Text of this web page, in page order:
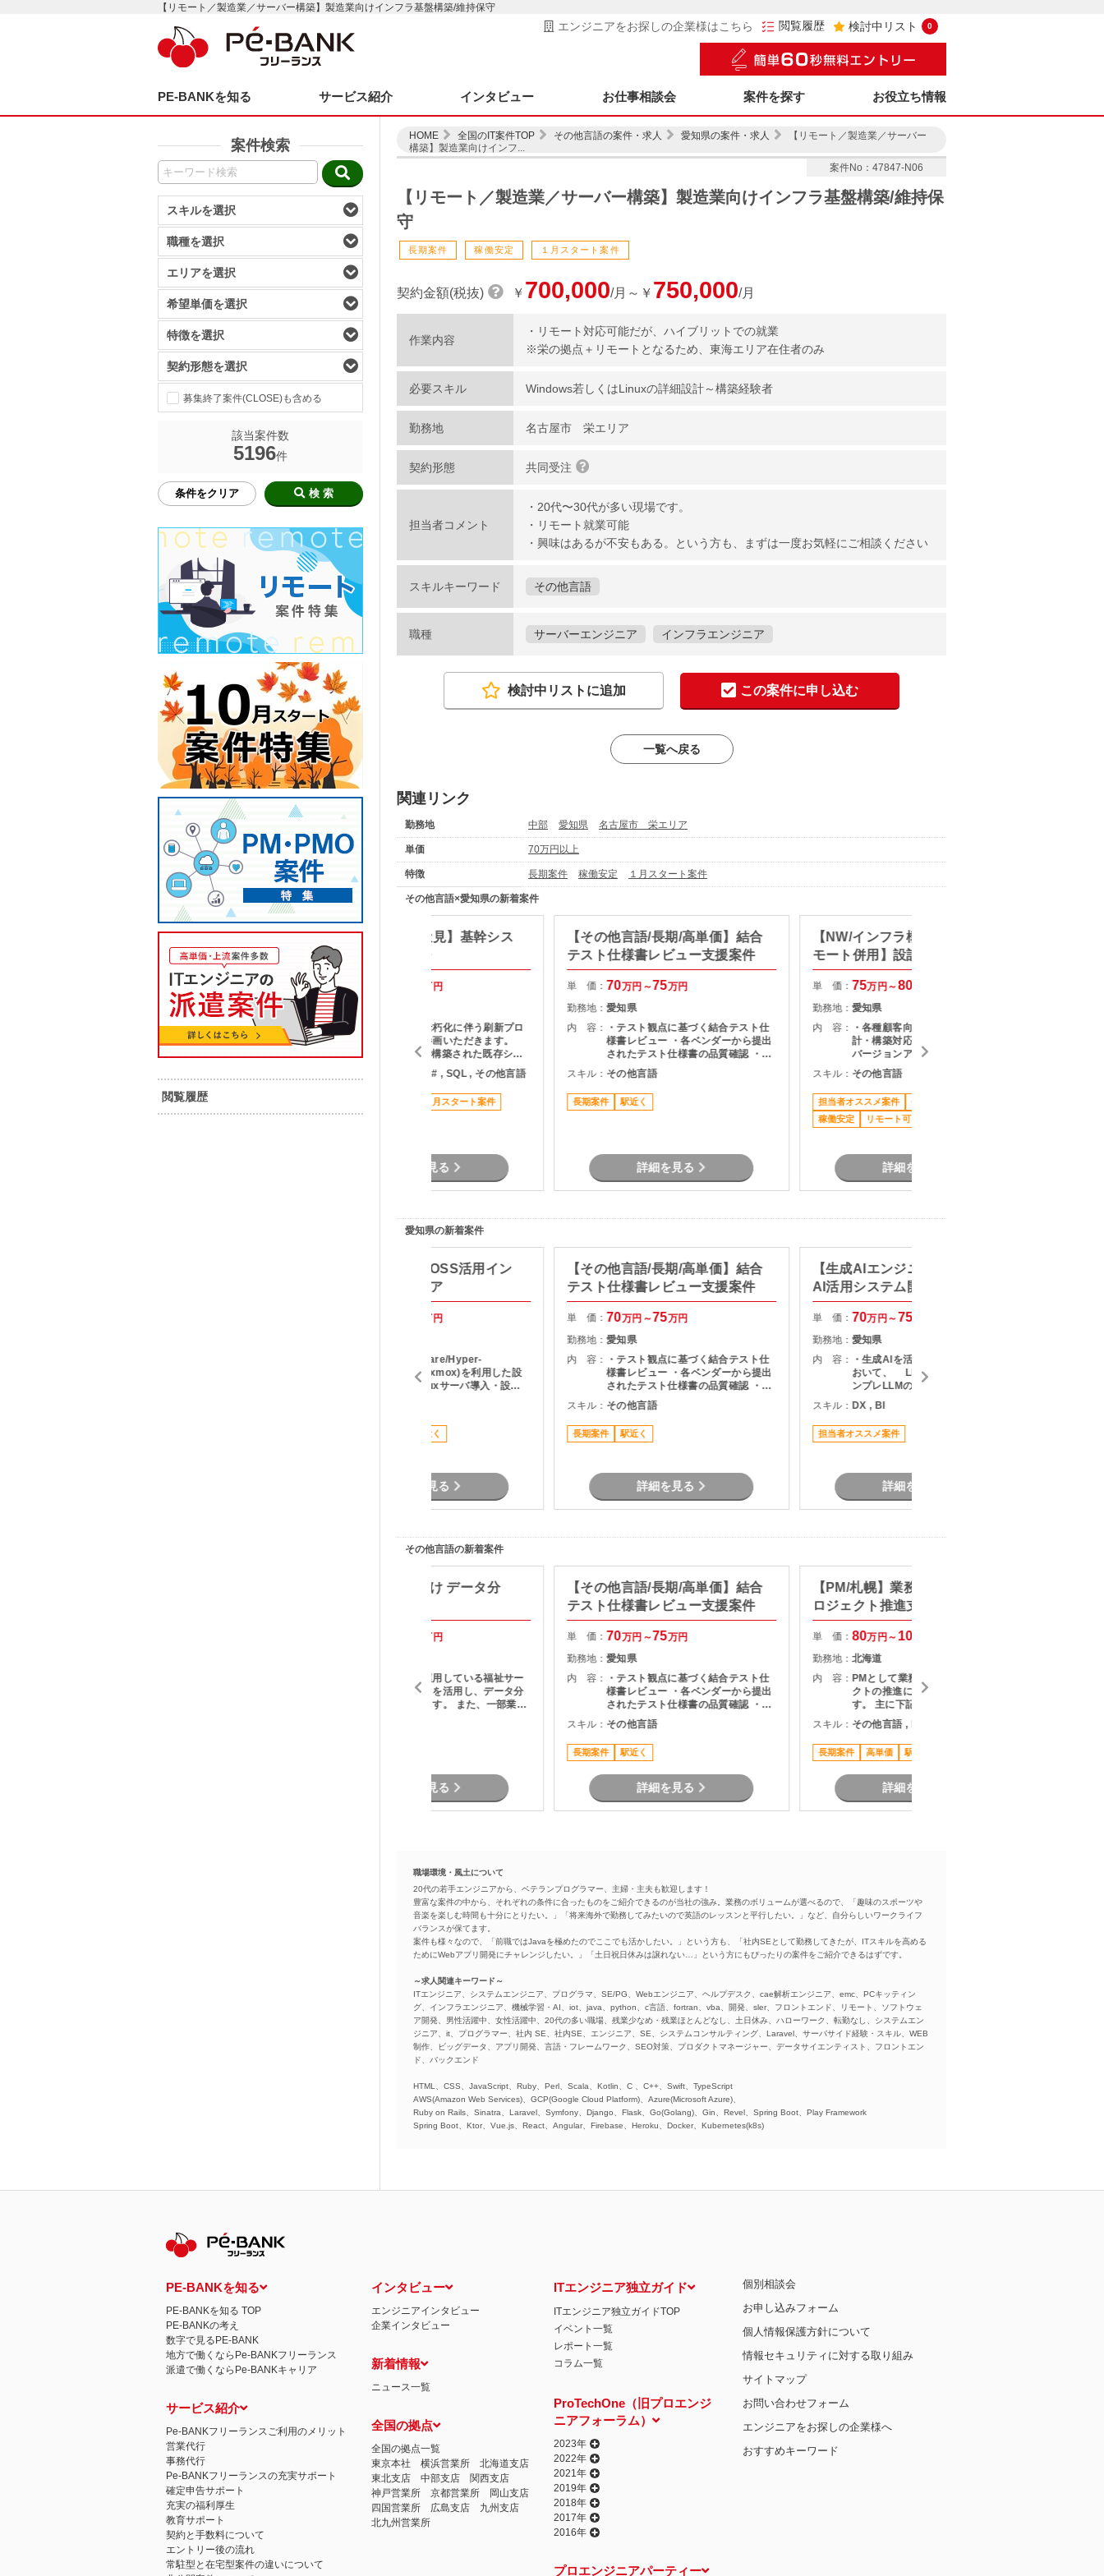
【リモート／製造業／サーバー構築】製造業向けインフラ基盤構築/維持保守
エンジニアをお探しの企業様はこちら 閲覧履歴 検討中リスト 0
PE-BANKを知る サービス紹介 インタビュー お仕事相談会 案件を探す お役立ち情報
案件検索
スキルを選択
職種を選択
エリアを選択
希望単価を選択
特徴を選択
契約形態を選択
募集終了案件(CLOSE)も含める
該当案件数
5196件
条件をクリア 検 索
閲覧履歴
HOME 全国のIT案件TOP その他言語の案件・求人 愛知県の案件・求人
【リモート／製造業／サーバー
構築】製造業向けインフ...
案件No：47847-N06
【リモート／製造業／サーバー構築】製造業向けインフラ基盤構築/維持保
守
長期案件 稼働安定 １月スタート案件
契約金額(税抜) ￥ 700,000/月～￥ 750,000/月
作業内容
・リモート対応可能だが、ハイブリットでの就業
※栄の拠点＋リモートとなるため、東海エリア在住者のみ
必要スキル Windows若しくはLinuxの詳細設計～構築経験者
勤務地 名古屋市 栄エリア
契約形態 共同受注
担当者コメント
・20代〜30代が多い現場です。
・リモート就業可能
・興味はあるが不安もある。という方も、まずは一度お気軽にご相談ください
スキルキーワード その他言語
職種 サーバーエンジニア インフラエンジニア
検討中リストに追加 この案件に申し込む
一覧へ戻る
関連リンク
勤務地 中部 愛知県 名古屋市 栄エリア
単価 70万円以上
特徴 長期案件 稼働安定 １月スタート案件
その他言語×愛知県の新着案件
【PMO・PM/ハイブリット】某
自動車メーカーのプロジェクト
90万円
業務フロー・機能一覧などを担当し
ていただきます。
その他言語
【C#/ASP.NET/伏見】基幹シス
テム刷新Web開発
単 価：
万円
勤務地：
内 容：
基幹システム老朽化に伴う刷新プロ
ジェクトにご参画いただきます。
classic ASPで構築された既存シス
テムを、ASP.NET MVC（C#）へリ
ライトする案件です。 （内容） 基幹
システム（Webアプリケーション）
の再構築 ASP.NET MVC（C#）によ
ステムの調査・改修対応 （作業場
所） 名古屋市内クライアント先（伏
見エリア） 常駐 （想定期間） 即日
による契約継続の可能性あり
JavaScript , C# , SQL , その他言語
７月スタート案件
詳細を見る
【その他言語/長期/高単価】結合
テスト仕様書レビュー支援案件
単 価： 70万円～75万円
勤務地：愛知県
内 容：
・テスト観点に基づく結合テスト仕
様書レビュー ・各ベンダーから提出
されたテスト仕様書の品質確認 ・テ
スト観点の妥当性チェック ・指摘事
項の整理およびレビュー結果のフィ
ードバック ・プロジェクト関係者と
の調整・コミュニケーション
スキル： その他言語
長期案件 駅近く
詳細を見る
【NW/インフラ構築/名古屋・リ
モート併用】設計構築・移行対
応支援
単 価： 75万円～80
勤務地： 愛知県
内 容：
・各種顧客向けインフラ案件の設
計・構築対応 ・インフラ移行対応 ・
バージョンアップ対応 ・設計書・構
成図などのドキュメント作成 ・顧客
環境に応じた各種インフラ構築支援
スキル： その他言語
担当者オススメ案件 長期案件
稼働安定
リモート可
詳細を見る
愛知県の新着案件
【Linux/仮想化】OSS活用イン
フラ構築エンジニア
万円
仮想基盤(VMware/Hyper-
V/Nutanix/Proxmox)を利用した設
計～構築～Linuxサーバ導入・設定
駅近く
詳細を見る
【その他言語/長期/高単価】結合
テスト仕様書レビュー支援案件
単 価： 70万円～75万円
勤務地：愛知県
内 容：
・テスト観点に基づく結合テスト仕
様書レビュー ・各ベンダーから提出
されたテスト仕様書の品質確認 ・テ
スト観点の妥当性チェック ・指摘事
項の整理およびレビュー結果のフィ
ードバック ・プロジェクト関係者と
の調整・コミュニケーション
スキル： その他言語
長期案件 駅近く
詳細を見る
【生成AIエンジニア/AWS】生成
AI活用システム開発支援
単 価： 70万円～75
勤務地： 愛知県
内 容：
・生成AIを活用したシステム開発に
おいて、 LLM・RAG・音声AI・オ
ンプレLLMの設計・実装・運用 ・既
存システムとのAPI連携
スキル： DX , BI
担当者オススメ案件
詳細を見る
その他言語の新着案件
【山口】自治体向け データ分
万円
地方自治体が運用している福祉サー
ビス関連データを活用し、データ分
析を担当頂きます。 また、一部業務
詳細を見る
【その他言語/長期/高単価】結合
テスト仕様書レビュー支援案件
単 価： 70万円～75万円
勤務地：愛知県
内 容：
・テスト観点に基づく結合テスト仕
様書レビュー ・各ベンダーから提出
されたテスト仕様書の品質確認 ・テ
スト観点の妥当性チェック ・指摘事
項の整理およびレビュー結果のフィ
ードバック ・プロジェクト関係者と
の調整・コミュニケーション
スキル： その他言語
長期案件 駅近く
詳細を見る
【PM/札幌】業務システム刷新プ
ロジェクト推進支援
単 価： 80万円～ 100
勤務地： 北海道
内 容： PMとして業務システム刷新プロジェ
クトの推進に携わっていただきま
す。 主に下記業務をご担当いただき
ます。 ・顧客との要件整理・課題整
理 ・プロジェクト計画の策定および
進捗管理 ・開発チームとの調整およ
びマネジメント ・品質、課題、リス
各種報告 ・要件定義からリリースま
での推進支援
スキル： その他言語 , DX
長期案件 高単価 駅近く
詳細を見る
職場環境・風土について
20代の若手エンジニアから、ベテランプログラマー、主婦・主夫も歓迎します！
豊富な案件の中から、それぞれの条件に合ったものをご紹介できるのが当社の強み。業務のボリュームが選べるので、「趣味のスポーツや
音楽を楽しむ時間も十分にとりたい。」「将来海外で勤務してみたいので英語のレッスンと平行したい。」など、自分らしいワークライフ
バランスが保てます。
案件も様々なので、「前職ではJavaを極めたのでここでも活かしたい。」という方も、「社内SEとして勤務してきたが、ITスキルを高める
ためにWebアプリ開発にチャレンジしたい。」「土日祝日休みは譲れない…」という方にもぴったりの案件をご紹介できるはずです。
～求人関連キーワード～
ITエンジニア、システムエンジニア、プログラマ、SE/PG、Webエンジニア、ヘルプデスク、cae解析エンジニア、emc、PCキッティン
グ、インフラエンジニア、機械学習・AI、iot、java、python、c言語、fortran、vba、開発、sler、フロントエンド、リモート、ソフトウェ
ア開発、男性活躍中、女性活躍中、20代の多い職場、残業少なめ・残業ほとんどなし、土日休み、ハローワーク、転勤なし、システムエン
ジニア、it、プログラマー、社内 SE、社内SE、エンジニア、SE、システムコンサルティング、Laravel、サーバサイド経験・スキル、WEB
制作、ビッグデータ、アプリ開発、言語・フレームワーク、SEO対策、プロダクトマネージャー、データサイエンティスト、フロントエン
ド、バックエンド
HTML、CSS、JavaScript、Ruby、Perl、Scala、Kotlin、C 、C++、Swift、TypeScript
AWS(Amazon Web Services)、GCP(Google Cloud Platform)、Azure(Microsoft Azure)、
Ruby on Rails、Sinatra、Laravel、Symfony、Django、Flask、Go(Golang)、Gin、Revel、Spring Boot、Play Framework
Spring Boot、Ktor、Vue.js、React、Angular、Firebase、Heroku、Docker、Kubernetes(k8s)
PE-BANKを知る
PE-BANKを知る TOP
PE-BANKの考え
数字で見るPE-BANK
地方で働くならPe-BANKフリーランス
派遣で働くならPe-BANKキャリア
サービス紹介
Pe-BANKフリーランスご利用のメリット
営業代行
事務代行
Pe-BANKフリーランスの充実サポート
確定申告サポート
充実の福利厚生
教育サポート
契約と手数料について
エントリー後の流れ
常駐型と在宅型案件の違いについて
インタビュー
エンジニアインタビュー
企業インタビュー
新着情報
ニュース一覧
全国の拠点
全国の拠点一覧
東京本社
横浜営業所
北海道支店
東北支店
中部支店
関西支店
神戸営業所
京都営業所
岡山支店
四国営業所
広島支店
九州支店
北九州営業所
ITエンジニア独立ガイド
ITエンジニア独立ガイドTOP
イベント一覧
レポート一覧
コラム一覧
ProTechOne（旧プロエンジ
ニアフォーラム）
2023年
2022年
2021年
2019年
2018年
2017年
2016年
プロエンジニアパーティー
個別相談会
お申し込みフォーム
個人情報保護方針について
情報セキュリティに対する取り組み
サイトマップ
お問い合わせフォーム
エンジニアをお探しの企業様へ
おすすめキーワード